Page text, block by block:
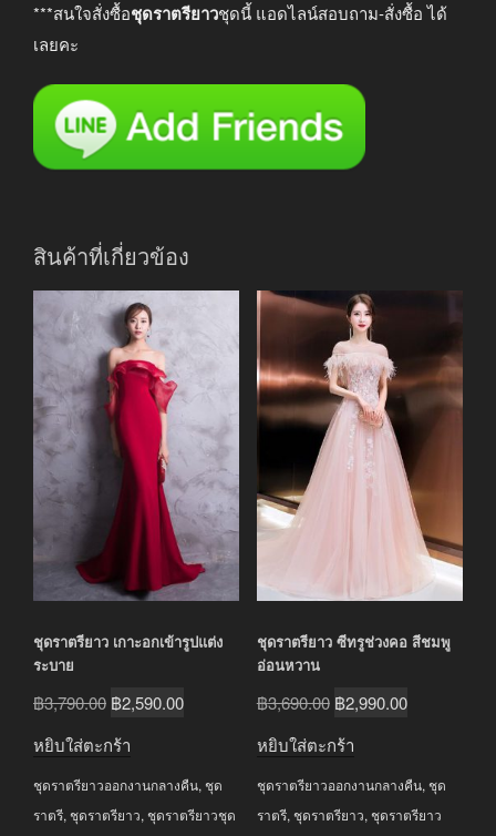
***สนใจสั่งซื้อชุดราตรียาวชุดนี้ แอดไลน์สอบถาม-สั่งซื้อ ได้
เลยคะ
สินค้าที่เกี่ยวข้อง
ชุดราตรียาว เกาะอกเข้ารูปแต่ง
ระบาย
฿3,790.00 Original
฿3,790.00.
฿2,590.00Current
฿2,590.00.
หยิบใส่ตะกร้า
ชุดราตรียาวออกงานกลางคืน, ชุด
ราตรี, ชุดราตรียาว, ชุดราตรียาวชุด
ชุดราตรียาว ซีทรูช่วงคอ สีชมพู
อ่อนหวาน
฿3,690.00 Original
฿3,690.00.
฿2,990.00Current
฿2,990.00.
หยิบใส่ตะกร้า
ชุดราตรียาวออกงานกลางคืน, ชุด
ราตรี, ชุดราตรียาว, ชุดราตรียาว